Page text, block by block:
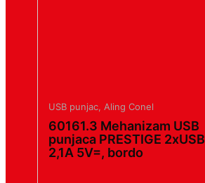
USB punjac, Aling Conel
60161.3 Mehanizam USB
punjaca PRESTIGE 2xUSB
2,1A 5V=, bordo